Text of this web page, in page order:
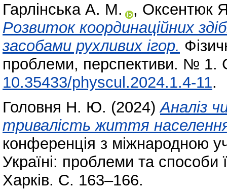
Гарлінська А. М.
, Оксентюк
Розвиток координаційних
засобами рухливих ігор.
проблеми, перспективи. № 1.
10.35433/physcul.2024.1.4-11.
Головня Н. Ю. (2024)Аналіз
тривалість життя
конференція з міжнародною
Україні: проблеми та
Харків. С. 163–166.